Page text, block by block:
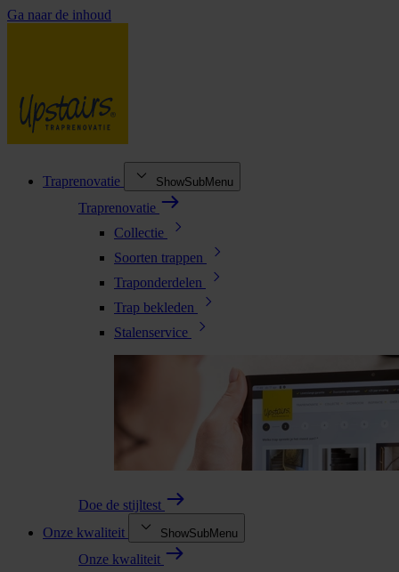
Ga naar de inhoud
Traprenovatie ShowSubMenu
Traprenovatie
Collectie
Soorten trappen
Traponderdelen
Trap bekleden
Stalenservice
Doe de stijltest
Onze kwaliteit
ShowSubMenu
Onze kwaliteit